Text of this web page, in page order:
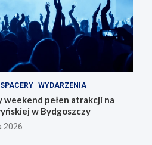
SPACERY WYDARZENIA
weekend pełen atrakcji na
w Bydgoszczy
2026